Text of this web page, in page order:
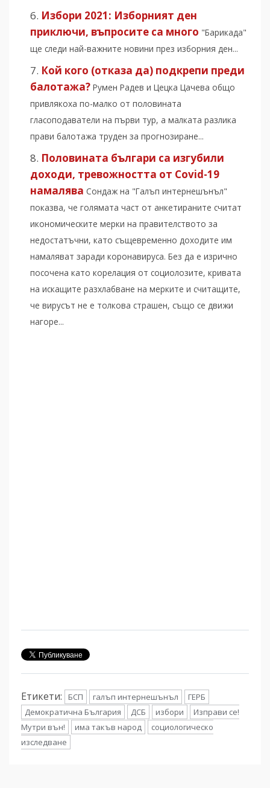
Избори 2021: Изборният ден
приключи, въпросите са много "Барикада"
ще следи най-важните новини през изборния ден...
Кой кого (отказа да) подкрепи преди
балотажа? Румен Радев и Цецка Цачева общо
привлякоха по-малко от половината
гласоподаватели на първи тур, а малката разлика
прави балотажа труден за прогнозиране...
Половината българи са изгубили
доходи, тревожността от Covid-19
намалява Сондаж на "Галъп интернешънъл"
показва, че голямата част от анкетираните считат
икономическите мерки на правителството за
недостатъчни, като същевременно доходите им
намаляват заради коронавируса. Без да е изрично
посочена като корелация от социолозите, кривата
на искащите разхлабване на мерките и считащите,
че вирусът не е толкова страшен, също се движи
нагоре...
Етикети: БСП галъп интернешънъл
ГЕРБ
Демократична България
ДСБ избори
Изправи се!
Мутри вън!
има такъв народ
социологическо
изследване